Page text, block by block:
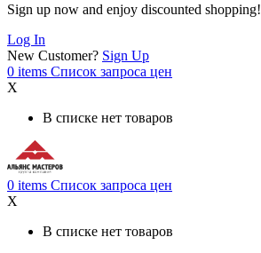
Sign up now and enjoy discounted shopping!
Log In
New Customer? Sign Up
0 items Список запроса цен
X
В списке нет товаров
0 items Список запроса цен
X
В списке нет товаров